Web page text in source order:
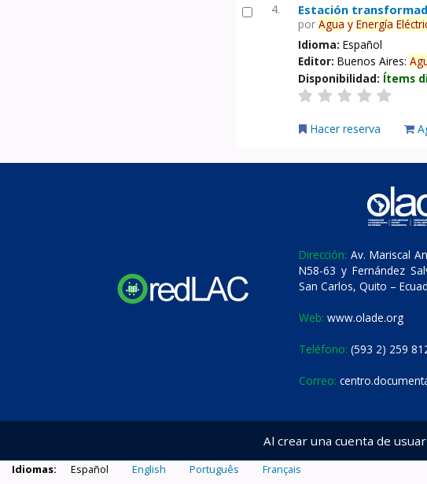
4. Estación
porAgua y Energía
Idioma:Español
Editor:Buenos Aires:
Disponibilidad: Ítems
Hacer reserva
Dirección: Av. Mariscal
N58-63 y Fernández
San Carlos, Quito –
Web: www.olade.org
Teléfono: (593 2) 259
Correo:
Al crear una cuenta de
Idiomas: Español English Português Français